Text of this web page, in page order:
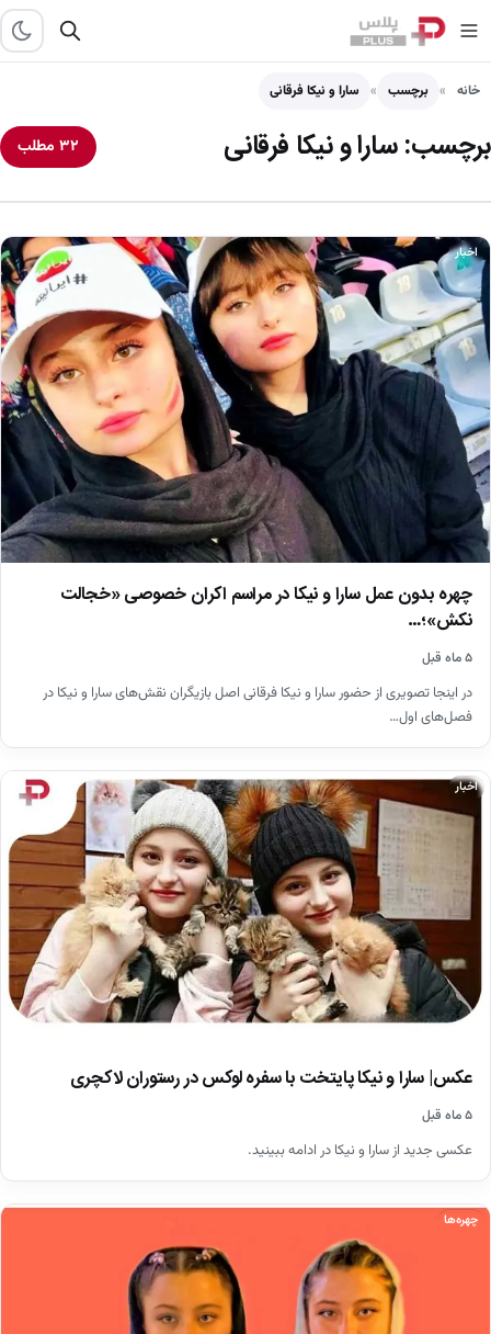
خانه برچسب سارا و نیکا فرقانی
برچسب:سارا و نیکا فرقانی ۳۲ مطلب
اخبار
چهره بدون عمل سارا و نیکا در مراسم اکران خصوصی «خجالت
نکش»؛…
۵ ماه قبل
در اینجا تصویری از حضور سارا و نیکا فرقانی اصل بازیگران نقش‌های سارا و نیکا در
فصل‌های اول…
اخبار
عکس| سارا و نیکا پایتخت با سفره لوکس در رستوران لاکچری
۵ ماه قبل
عکسی جدید از سارا و نیکا در ادامه ببینید.
چهره‌ها